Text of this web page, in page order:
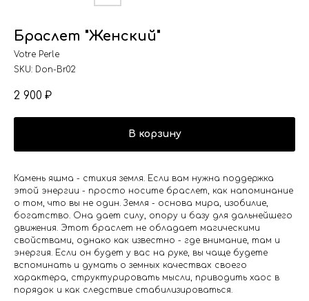
Браслет "Женский"
Votre Perle
SKU: Don-Br02
2 900 ₽
В корзину
Камень яшма - стихия земля. Если вам нужна поддержка
этой энергии - просто носите браслет, как напоминание
о том, что вы не один. Земля - основа мира, изобилие,
богатство. Она дает силу, опору и базу для дальнейшего
движения. Этот браслет не обладает магическими
свойствами, однако как известно - где внимание, там и
энергия. Если он будет у вас на руке, вы чаще будете
вспоминать и думать о земных качествах своего
характера, структурировать мысли, приводить хаос в
порядок и как следствие стабилизироваться.